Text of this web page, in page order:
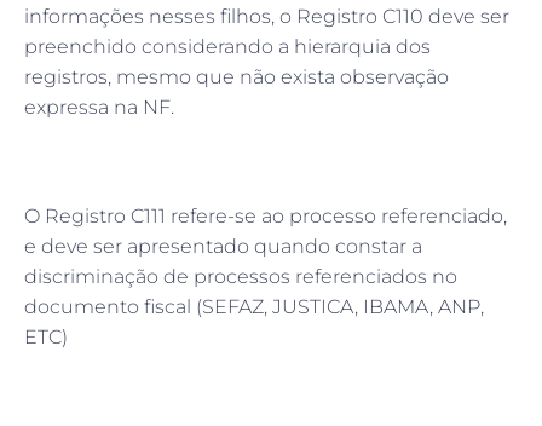
informações nesses filhos, o Registro C110 deve ser
preenchido considerando a hierarquia dos
registros, mesmo que não exista observação
expressa na NF.
O Registro C111 refere-se ao processo referenciado,
e deve ser apresentado quando constar a
discriminação de processos referenciados no
documento fiscal (SEFAZ, JUSTICA, IBAMA, ANP,
ETC)